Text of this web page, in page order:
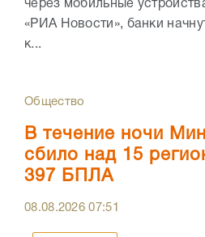
через мобильные
«РИА Новости», банки
к...
Общество
В течение ночи
сбило над 15
397 БПЛА
08.08.202607:51